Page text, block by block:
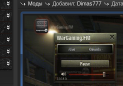
Моды Добавил: Dimas777